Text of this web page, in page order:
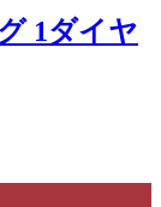
1ダイヤ